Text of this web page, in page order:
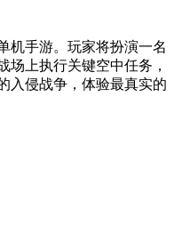
机手游。玩家将扮演一名
场上执行关键空中任务，
入侵战争，体验最真实的